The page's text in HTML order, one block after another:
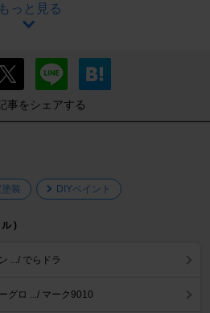
もっと見る
事をシェアする
塗装 DIYペイント
)
.../ でらドラ
グロ .../ マーク9010